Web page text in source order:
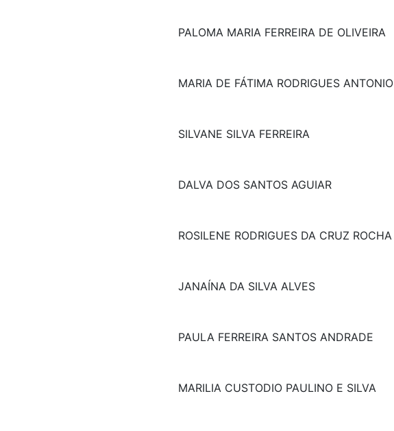
PALOMA MARIA FERREIRA DE OLIVEIRA
MARIA DE FÁTIMA RODRIGUES ANTONIO
SILVANE SILVA FERREIRA
DALVA DOS SANTOS AGUIAR
ROSILENE RODRIGUES DA CRUZ ROCHA
JANAÍNA DA SILVA ALVES
PAULA FERREIRA SANTOS ANDRADE
MARILIA CUSTODIO PAULINO E SILVA